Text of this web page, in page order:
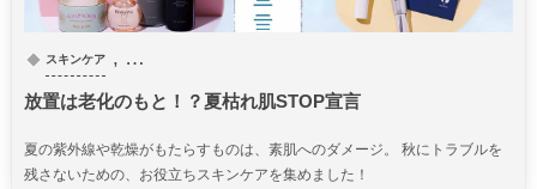
スキンケア , …
放置は老化のもと！？夏枯れ肌STOP宣言
夏の紫外線や乾燥がもたらすものは、素肌へのダメージ。 秋にトラブルを
残さないための、お役立ちスキンケアを集めました！